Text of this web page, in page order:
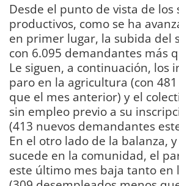
Desde el punto de vista de los
productivos, como se ha
en primer lugar, la subida del
con 6.095 demandantes más
Le siguen, a continuación, los
paro en la agricultura (con
que el mes anterior) y el
sin empleo previo a su
(413 nuevos demandantes
En el otro lado de la balanza,
sucede en la comunidad, el
este último mes baja tanto en